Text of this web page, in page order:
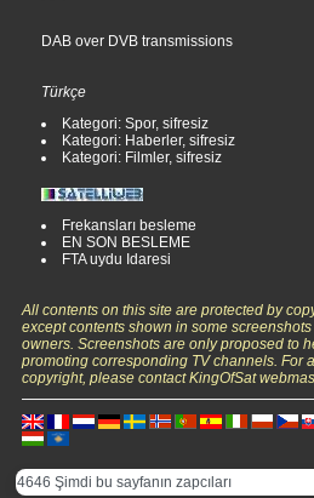
DAB over DVB transmissions
Türkçe
Kategori: Spor, sifresiz
Kategori: Haberler, sifresiz
Kategori: Filmler, sifresiz
Frekansları besleme
EN SON BESLEME
FTA uydu Idaresi
All contents on this site are protected by
except contents shown in some
owners. Screenshots are only proposed to
promoting corresponding TV channels. For
copyright, please contact KingOfSat
4646 Şimdi bu sayfanın zapcıları